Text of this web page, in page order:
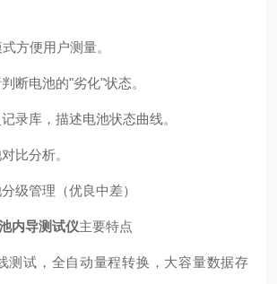
方便用户测量。
断电池的"劣化"状态。
录库，描述电池状态曲线。
比分析。
级管理（优良中差）
内导测试仪主要特点
测试，全自动量程转换，大容量数据存